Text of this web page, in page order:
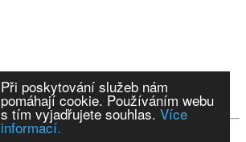
Při poskytování služeb nám
pomáhají cookie. Používáním webu
s tím vyjadřujete souhlas. Více
informací.